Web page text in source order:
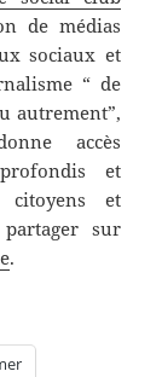
de médias
sociaux et
“ de
autrement”,
accès
et
citoyens et
sur
.